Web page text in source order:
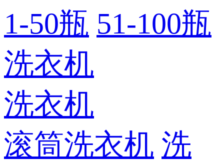
1-50瓶 51-100瓶
洗衣机
洗衣机
滚筒洗衣机 洗